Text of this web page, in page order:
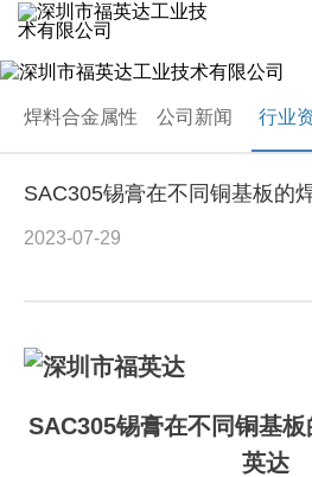
焊料合金属性 公司新闻 行业
SAC305锡膏在不同铜基板的
2023-07-29
SAC305锡膏在不同铜基
英达